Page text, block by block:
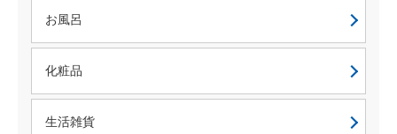
お風呂
化粧品
生活雑貨